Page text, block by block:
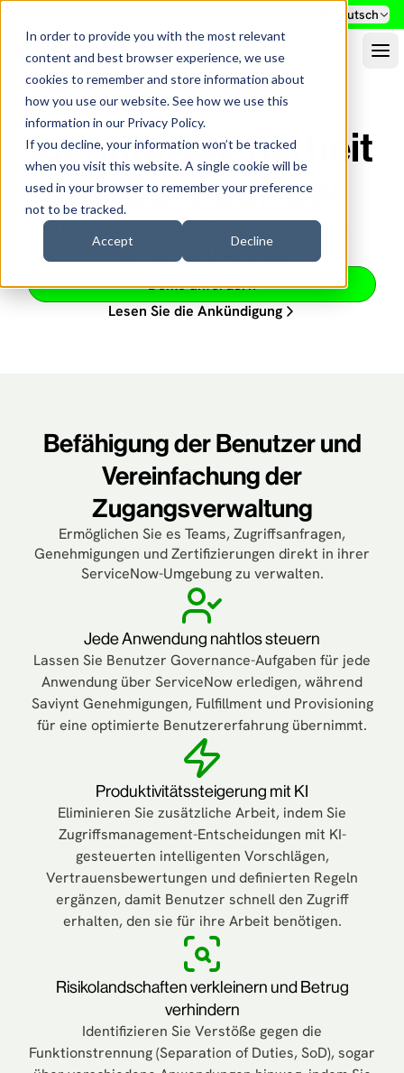
In order to provide you with the most relevant
content and best browser experience, we use
cookies to remember and store information about
how you use our website. See how we use this
information in our Privacy Policy.
If you decline, your information won’t be tracked
when you visit this website. A single cookie will be
used in your browser to remember your preference
not to be tracked.
Accept Decline
Deutsch
Identitätssicherheit
für ServiceNow
Umfassende Access Governance für die
ServiceNow-Umgebung.
Demo anfordern
Lesen Sie die Ankündigung
Befähigung der Benutzer und
Vereinfachung der
Zugangsverwaltung
Ermöglichen Sie es Teams, Zugriffsanfragen,
Genehmigungen und Zertifizierungen direkt in ihrer
ServiceNow-Umgebung zu verwalten.
Jede Anwendung nahtlos steuern
Lassen Sie Benutzer Governance-Aufgaben für jede
Anwendung über ServiceNow erledigen, während
Saviynt Genehmigungen, Fulfillment und Provisioning
für eine optimierte Benutzererfahrung übernimmt.
Produktivitätssteigerung mit KI
Eliminieren Sie zusätzliche Arbeit, indem Sie
Zugriffsmanagement-Entscheidungen mit KI-
gesteuerten intelligenten Vorschlägen,
Vertrauensbewertungen und definierten Regeln
ergänzen, damit Benutzer schnell den Zugriff
erhalten, den sie für ihre Arbeit benötigen.
Risikolandschaften verkleinern und Betrug
verhindern
Identifizieren Sie Verstöße gegen die
Funktionstrennung (Separation of Duties, SoD), sogar